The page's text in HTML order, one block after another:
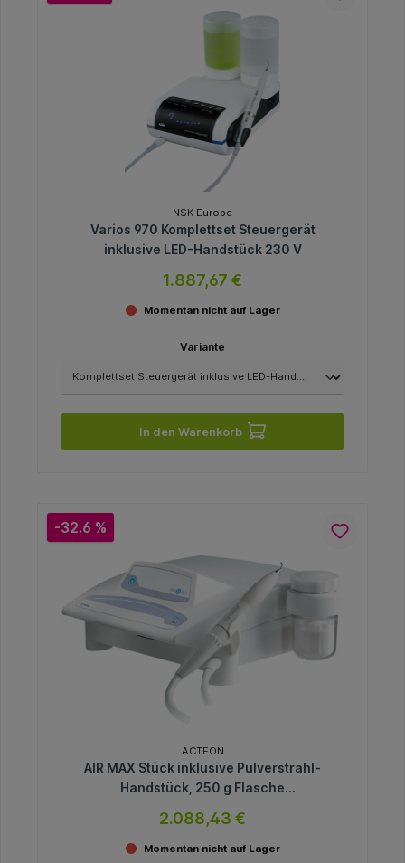
NSK Europe
Varios 970 Komplettset Steuergerät
inklusive LED-Handstück 230 V
1.887,67 €
Momentan nicht auf Lager
Variante
In den Warenkorb
-32.6 %
ACTEON
AIR MAX Stück inklusive Pulverstrahl-
Handstück, 250 g Flasche
(Zitronengeschmack), Universalschlüssel,
Fußschalter
2.088,43 €
Momentan nicht auf Lager